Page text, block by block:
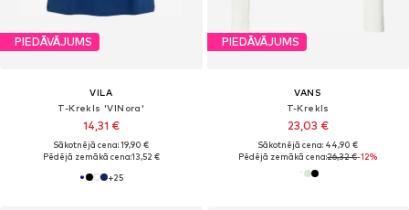
PIEDĀVĀJUMS
VILA
T-Krekls 'VINora'
14,31 €
Sākotnējā cena: 19,90 €
Pēdējā zemākā cena:13,52 €
+25
PIEDĀVĀJUMS
VANS
T-Krekls
23,03 €
Sākotnējā cena: 44,90 €
Pēdējā zemākā cena:26,32 €-12%